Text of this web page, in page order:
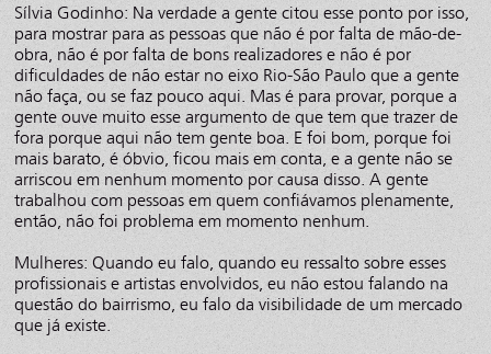
Sílvia Godinho: Na verdade a gente citou esse ponto por isso,
para mostrar para as pessoas que não é por falta de mão-de-
obra, não é por falta de bons realizadores e não é por
dificuldades de não estar no eixo Rio-São Paulo que a gente
não faça, ou se faz pouco aqui. Mas é para provar, porque a
gente ouve muito esse argumento de que tem que trazer de
fora porque aqui não tem gente boa. E foi bom, porque foi
mais barato, é óbvio, ficou mais em conta, e a gente não se
arriscou em nenhum momento por causa disso. A gente
trabalhou com pessoas em quem confiávamos plenamente,
então, não foi problema em momento nenhum.
Mulheres: Quando eu falo, quando eu ressalto sobre esses
profissionais e artistas envolvidos, eu não estou falando na
questão do bairrismo, eu falo da visibilidade de um mercado
que já existe.